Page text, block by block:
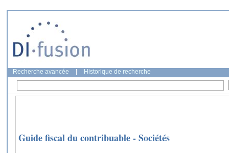
Recherche avancée Historique de recherche
Guide fiscal du contribuable - Sociétés